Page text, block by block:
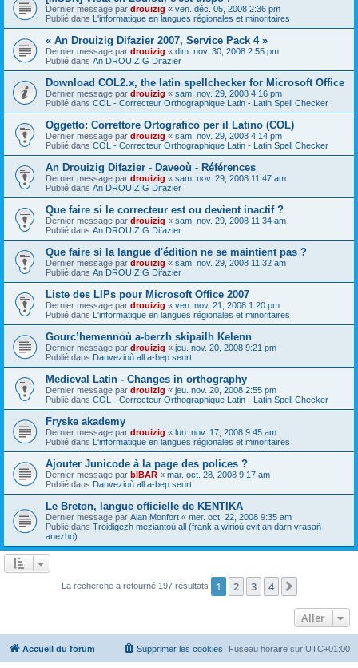
Dernier message par drouizig « ven. déc. 05, 2008 2:36 pm
Publié dans L'informatique en langues régionales et minoritaires
« An Drouizig Difazier 2007, Service Pack 4 »
Dernier message par drouizig « dim. nov. 30, 2008 2:55 pm
Publié dans An DROUIZIG Difazier
Download COL2.x, the latin spellchecker for Microsoft Office
Dernier message par drouizig « sam. nov. 29, 2008 4:16 pm
Publié dans COL - Correcteur Orthographique Latin - Latin Spell Checker
Oggetto: Correttore Ortografico per il Latino (COL)
Dernier message par drouizig « sam. nov. 29, 2008 4:14 pm
Publié dans COL - Correcteur Orthographique Latin - Latin Spell Checker
An Drouizig Difazier - Daveoù - Références
Dernier message par drouizig « sam. nov. 29, 2008 11:47 am
Publié dans An DROUIZIG Difazier
Que faire si le correcteur est ou devient inactif ?
Dernier message par drouizig « sam. nov. 29, 2008 11:34 am
Publié dans An DROUIZIG Difazier
Que faire si la langue d'édition ne se maintient pas ?
Dernier message par drouizig « sam. nov. 29, 2008 11:32 am
Publié dans An DROUIZIG Difazier
Liste des LIPs pour Microsoft Office 2007
Dernier message par drouizig « ven. nov. 21, 2008 1:20 pm
Publié dans L'informatique en langues régionales et minoritaires
Gourc’hemennoù a-berzh skipailh Kelenn
Dernier message par drouizig « jeu. nov. 20, 2008 9:21 pm
Publié dans Danvezioù all a-bep seurt
Medieval Latin - Changes in orthography
Dernier message par drouizig « jeu. nov. 20, 2008 2:55 pm
Publié dans COL - Correcteur Orthographique Latin - Latin Spell Checker
Fryske akademy
Dernier message par drouizig « lun. nov. 17, 2008 9:45 am
Publié dans L'informatique en langues régionales et minoritaires
Ajouter Junicode à la page des polices ?
Dernier message par bIBAR « mar. oct. 28, 2008 9:17 am
Publié dans Danvezioù all a-bep seurt
Le Breton, langue officielle de KENTIKA
Dernier message par Alan Monfort « mer. oct. 22, 2008 9:35 am
Publié dans Troidigezh meziantoù all (frank a wirioù evit an darn vrasañ
anezho)
La recherche a retourné 197 résultats 1 2 3 4
Aller
Accueil du forum Fuseau horaire sur UTC+01:00
Supprimer les cookies